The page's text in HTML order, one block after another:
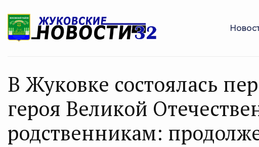
В Жуковке состоялась
героя Великой
родственникам: